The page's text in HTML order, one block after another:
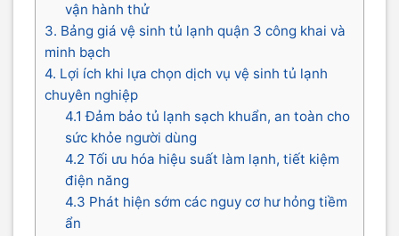
vận hành thử
3. Bảng giá vệ sinh tủ lạnh quận 3 công khai và
minh bạch
4. Lợi ích khi lựa chọn dịch vụ vệ sinh tủ lạnh
chuyên nghiệp
4.1 Đảm bảo tủ lạnh sạch khuẩn, an toàn cho
sức khỏe người dùng
4.2 Tối ưu hóa hiệu suất làm lạnh, tiết kiệm
điện năng
4.3 Phát hiện sớm các nguy cơ hư hỏng tiềm
ẩn